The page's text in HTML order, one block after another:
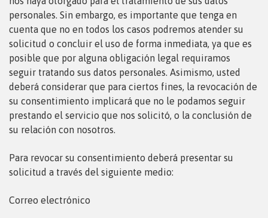
personales. Sin embargo, es importante que tenga en
cuenta que no en todos los casos podremos atender su
solicitud o concluir el uso de forma inmediata, ya que es
posible que por alguna obligación legal requiramos
seguir tratando sus datos personales. Asimismo, usted
deberá considerar que para ciertos fines, la revocación de
su consentimiento implicará que no le podamos seguir
prestando el servicio que nos solicitó, o la conclusión de
su relación con nosotros.
Para revocar su consentimiento deberá presentar su
solicitud a través del siguiente medio:
Correo electrónico